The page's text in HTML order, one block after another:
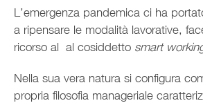
L’emergenza pandemica ci ha
a ripensare le modalità lavorative,
ricorso al al cosiddetto smart
Nella sua vera natura si configura
propria filosofia manageriale